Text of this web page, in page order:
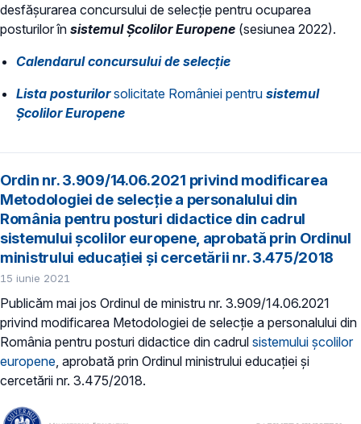
desfășurarea concursului de selecție pentru ocuparea
posturilor în sistemul Școlilor Europene (sesiunea 2022).
Calendarul concursului de selecție
Lista posturilorsolicitate României pentru sistemul
Școlilor Europene
Ordin nr. 3.909/14.06.2021 privind modificarea
Metodologiei de selecţie a personalului din
România pentru posturi didactice din cadrul
sistemului şcolilor europene, aprobată prin Ordinul
ministrului educației și cercetării nr. 3.475/2018
15 iunie 2021
Publicăm mai jos Ordinul de ministru nr. 3.909/14.06.2021
privind modificarea Metodologiei de selecţie a personalului din
România pentru posturi didactice din cadrul sistemului şcolilor
europene , aprobată prin Ordinul ministrului educației și
cercetării nr. 3.475/2018.